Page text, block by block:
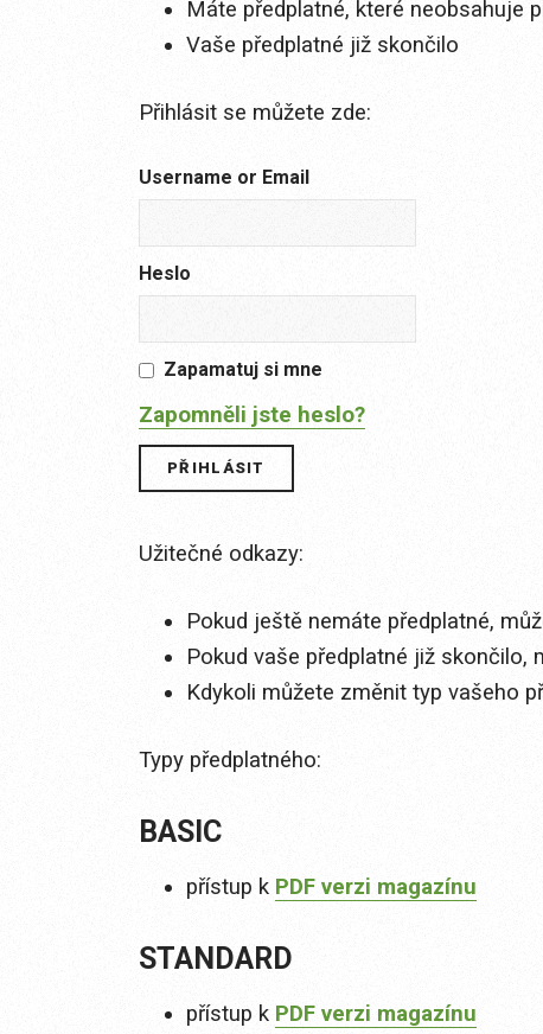
Máte předplatné, které neobsahuje
Vaše předplatné již skončilo
Přihlásit se můžete zde:
Username or Email
Heslo
Zapamatuj si mne
Zapomněli jste heslo?
Užitečné odkazy:
Pokud ještě nemáte předplatné,
Pokud vaše předplatné již skončilo,
Kdykoli můžete změnit typ vašeho
Typy předplatného:
BASIC
přístup k PDF verzi magazínu
STANDARD
přístup k PDF verzi magazínu